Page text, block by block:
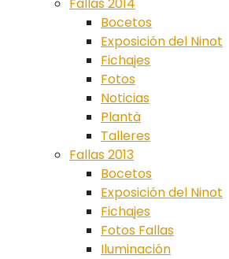
Bocetos
Exposición del Ninot
Fichajes
Fotos
Noticias
Plantà
Talleres
Fallas 2013
Bocetos
Exposición del Ninot
Fichajes
Fotos Fallas
Iluminación